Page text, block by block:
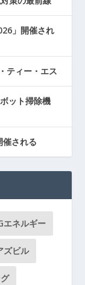
」開催され
ティー・エス
ット掃除機
される
エネルギー
ズビル